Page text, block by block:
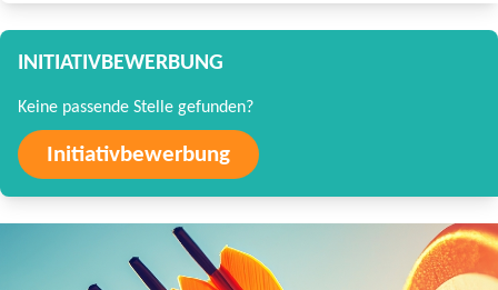
INITIATIVBEWERBUNG
Keine passende Stelle gefunden?
Initiativbewerbung